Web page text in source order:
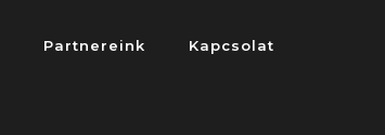
Partnereink Kapcsolat